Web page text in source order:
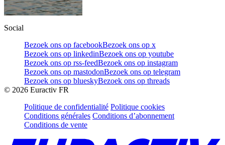
Social
Bezoek ons op facebookBezoek ons op x
Bezoek ons op linkedinBezoek ons op youtube
Bezoek ons op rss-feedBezoek ons op instagram
Bezoek ons op mastodonBezoek ons op telegram
Bezoek ons op blueskyBezoek ons op threads
© 2026 Euractiv FR
Politique de confidentialité Politique cookies
Conditions générales Conditions d’abonnement
Conditions de vente